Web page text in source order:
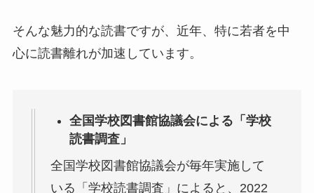
そんな魅力的な読書ですが、近年、特に若者を中
心に読書離れが加速しています。
全国学校図書館協議会による「学校
読書調査」
全国学校図書館協議会が毎年実施して
いる「学校読書調査」によると、2022